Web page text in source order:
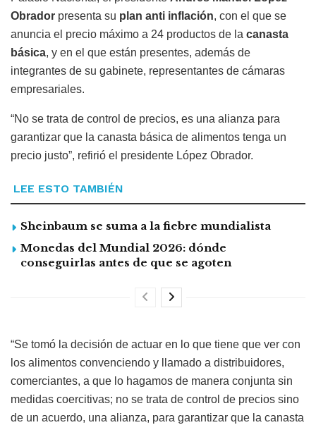
Obrador presenta su plan anti inflación, con el que se
anuncia el precio máximo a 24 productos de la canasta
básica, y en el que están presentes, además de
integrantes de su gabinete, representantes de cámaras
empresariales.
“No se trata de control de precios, es una alianza para
garantizar que la canasta básica de alimentos tenga un
precio justo”, refirió el presidente López Obrador.
LEE ESTO TAMBIÉN
Sheinbaum se suma a la fiebre mundialista
Monedas del Mundial 2026: dónde
conseguirlas antes de que se agoten
“Se tomó la decisión de actuar en lo que tiene que ver con
los alimentos convenciendo y llamado a distribuidores,
comerciantes, a que lo hagamos de manera conjunta sin
medidas coercitivas; no se trata de control de precios sino
de un acuerdo, una alianza, para garantizar que la canasta